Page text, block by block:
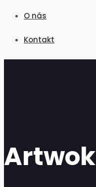
O nás
Kontakt
Artwok